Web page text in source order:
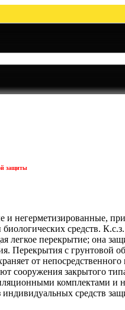
защиты
и негерметизированные,
средств.
перекрытие; она
Перекрытия с грунтовой
от
сооружения закрытого
комплектами и
средств